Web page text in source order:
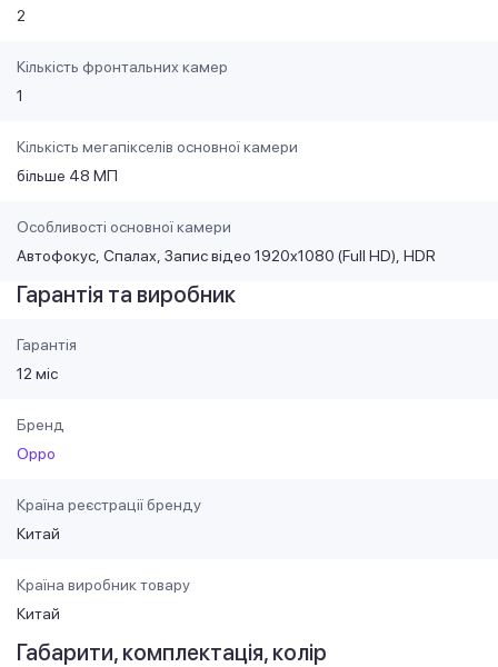
2
Кількість фронтальних камер
1
Кількість мегапікселів основної камери
більше 48 МП
Особливості основної камери
Автофокус Спалах Запис відео 1920x1080 (Full HD) HDR
Гарантія та виробник
Гарантія
12 міс
Бренд
Oppo
Країна реєстрації бренду
Китай
Країна виробник товару
Китай
Габарити, комплектація, колір